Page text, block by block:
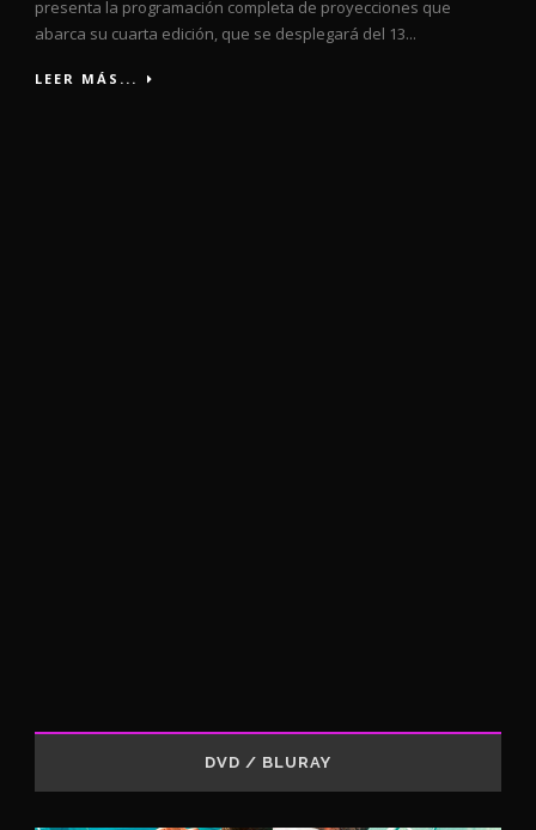
presenta la programación completa de proyecciones que
abarca su cuarta edición, que se desplegará del 13...
LEER MÁS...
DVD / BLURAY